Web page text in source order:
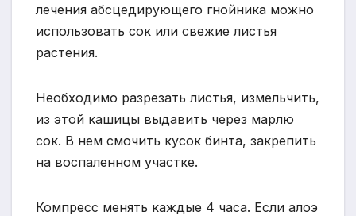
лечения абсцедирующего гнойника можно
использовать сок или свежие листья
растения.
Необходимо разрезать листья, измельчить,
из этой кашицы выдавить через марлю
сок. В нем смочить кусок бинта, закрепить
на воспаленном участке.
Компресс менять каждые 4 часа. Если алоэ